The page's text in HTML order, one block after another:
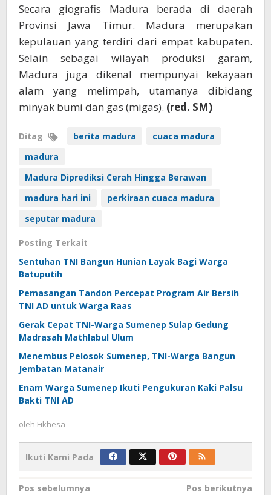
Secara giografis Madura berada di daerah
Provinsi Jawa Timur. Madura merupakan
kepulauan yang terdiri dari empat kabupaten.
Selain sebagai wilayah produksi garam,
Madura juga dikenal mempunyai kekayaan
alam yang melimpah, utamanya dibidang
minyak bumi dan gas (migas). (red. SM)
Ditag berita madura
cuaca madura
madura
Madura Diprediksi Cerah Hingga Berawan
madura hari ini
perkiraan cuaca madura
seputar madura
Posting Terkait
Sentuhan TNI Bangun Hunian Layak Bagi Warga
Batuputih
Pemasangan Tandon Percepat Program Air Bersih
TNI AD untuk Warga Raas
Gerak Cepat TNI-Warga Sumenep Sulap Gedung
Madrasah Mathlabul Ulum
Menembus Pelosok Sumenep, TNI-Warga Bangun
Jembatan Matanair
Enam Warga Sumenep Ikuti Pengukuran Kaki Palsu
Bakti TNI AD
oleh Fikhesa
Ikuti Kami Pada
Navigasi
Pos sebelumnya Pos berikutnya